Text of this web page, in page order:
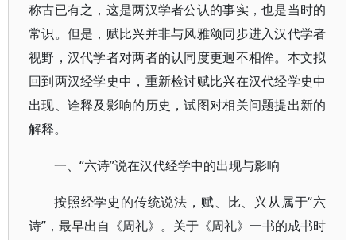
称古已有之，这是两汉学者公认的事实，也是当时的
常识。但是，赋比兴并非与风雅颂同步进入汉代学者
视野，汉代学者对两者的认同度更迥不相侔。本文拟
回到两汉经学史中，重新检讨赋比兴在汉代经学史中
出现、诠释及影响的历史，试图对相关问题提出新的
解释。
一、“六诗”说在汉代经学中的出现与影响
按照经学史的传统说法，赋、比、兴从属于“六
诗”，最早出自《周礼》。关于《周礼》一书的成书时